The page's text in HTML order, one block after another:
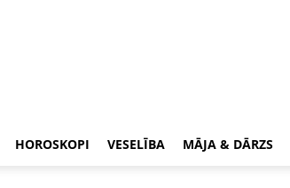
HOROSKOPI VESELĪBA MĀJA & DĀRZS